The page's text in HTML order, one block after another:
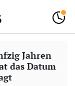
Jahren
das Datum